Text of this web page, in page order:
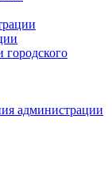
городского
администрации